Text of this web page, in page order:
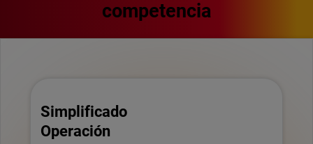
competencia
Simplificado
Operación